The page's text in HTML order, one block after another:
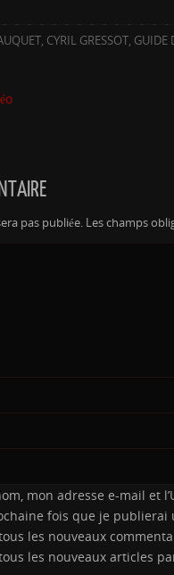
, CYRIL GRESSOT, GUIDE
pas publiée. Les champs
mon adresse e-mail et
fois que je publierai
les nouveaux
les nouveaux articles